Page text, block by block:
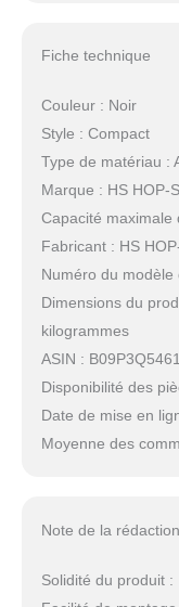
Fiche technique
Couleur : Noir
Style : Compact
Type de matériau :
Marque : HS HOP-
Capacité maximale
Fabricant : HS
Numéro du modèle
Dimensions du
kilogrammes
ASIN : B09P3Q5461
Disponibilité des
Date de mise en
Moyenne des
Note de la
Solidité du produit :